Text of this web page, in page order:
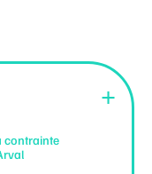
contrainte